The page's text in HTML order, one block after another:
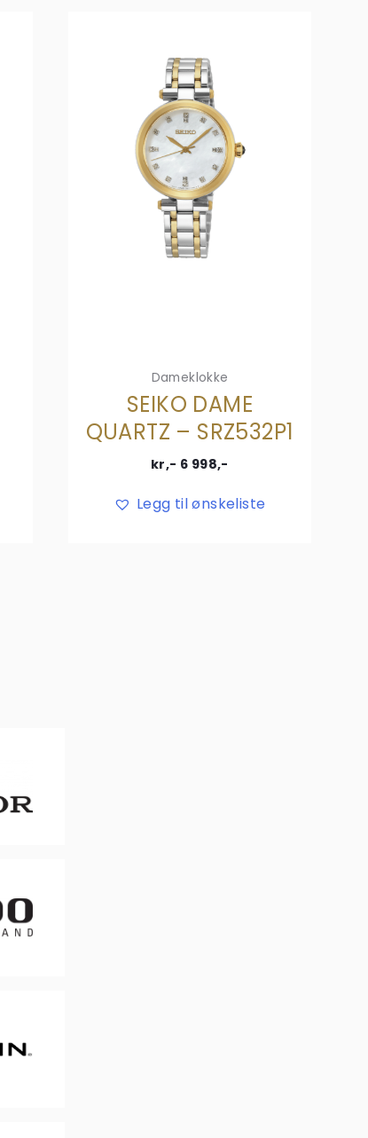
Dameklokke
SEIKO DAME
QUARTZ – SRZ532P1
kr,- 6 998,-
Legg til ønskeliste